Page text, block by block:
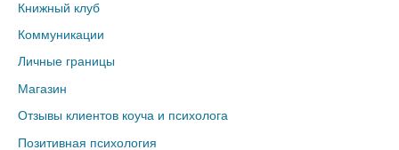
Книжный клуб
Коммуникации
Личные границы
Магазин
Отзывы клиентов коуча и психолога
Позитивная психология